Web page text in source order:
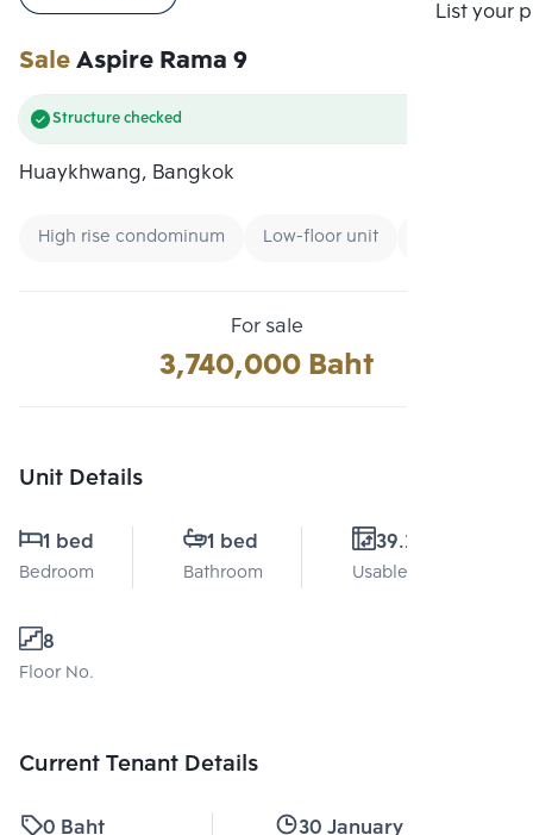
List your
SaleAspire Rama 9
Structure checked
Huaykhwang, Bangkok
High rise condominum Low-floor unit
For sale
3,740,000 Baht
Unit Details
1 bed
Bedroom
1 bed
Bathroom
39.2 Sq.m.
Usable area
8
Floor No.
Current Tenant Details
0 Baht 30 January 2027